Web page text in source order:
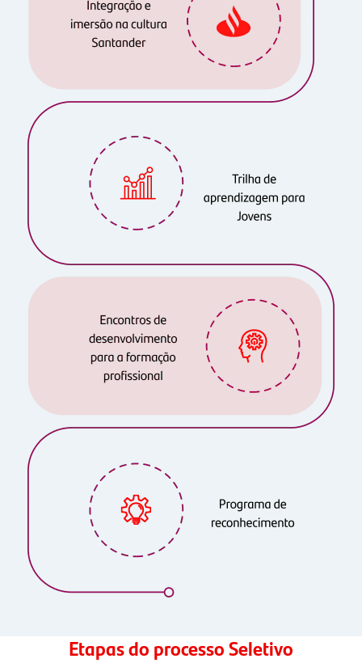
Etapas do processo Seletivo